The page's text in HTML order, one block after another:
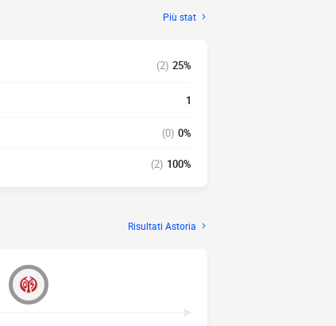
Più stat
(2) 25%
1
(0) 0%
(2) 100%
Risultati Astoria